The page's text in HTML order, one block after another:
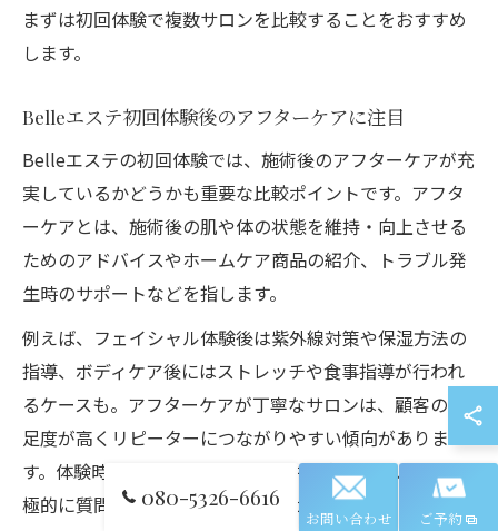
まずは初回体験で複数サロンを比較することをおすすめ
します。
Belleエステ初回体験後のアフターケアに注目
Belleエステの初回体験では、施術後のアフターケアが充
実しているかどうかも重要な比較ポイントです。アフタ
ーケアとは、施術後の肌や体の状態を維持・向上させる
ためのアドバイスやホームケア商品の紹介、トラブル発
生時のサポートなどを指します。
例えば、フェイシャル体験後は紫外線対策や保湿方法の
指導、ボディケア後にはストレッチや食事指導が行われ
るケースも。アフターケアが丁寧なサロンは、顧客の満
足度が高くリピーターにつながりやすい傾向がありま
す。体験時には、今後のケア方法や注意点についても積
極的に質問し、自分に合うサロンか見極めましょう。
080-5326-6616
お問い合わせ ご予約